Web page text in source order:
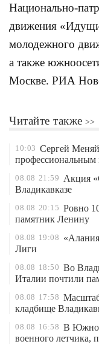
Национально-
движения
молодежного
а также
Москве. РИА
Читайте также
10:03 Сергей
профессиональным
08.08 21:59 Акция
Владикавказе
08.08 20:15 Ровно
памятник Ленину
08.08 19:08
Лиги
08.08 18:50 Во
Италии почтили
08.08 17:58
кладбище
08.08 16:58 В Южной
военного летчика,